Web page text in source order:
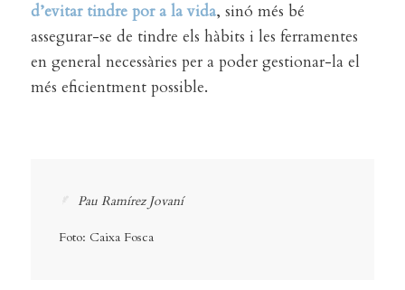
d’evitar tindre por a la vida, sinó més bé
assegurar-se de tindre els hàbits i les ferramentes
en general necessàries per a poder gestionar-la el
més eficientment possible.
Pau Ramírez Jovaní
Foto: Caixa Fosca